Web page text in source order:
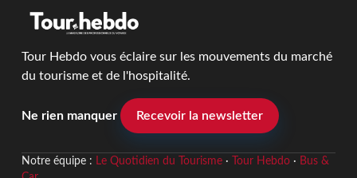
Tour Hebdo vous éclaire sur les mouvements du marché
du tourisme et de l'hospitalité.
Ne rien manquer Recevoir la newsletter
Notre équipe : Le Quotidien du Tourisme· Tour Hebdo· Bus &